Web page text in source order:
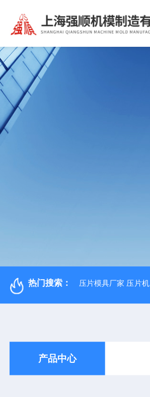
热门搜索： 压片模具厂家 压片机
产品中心